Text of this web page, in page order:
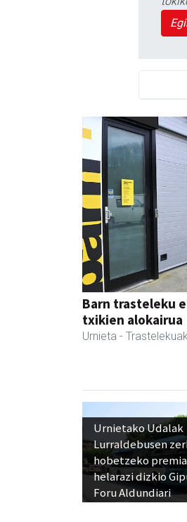
Barn trasteleku
txikien alokairua
Urnieta -
Urnietako Udalak
Lurraldebusen
hobetzeko
helarazi dizkio
Foru Aldundiari